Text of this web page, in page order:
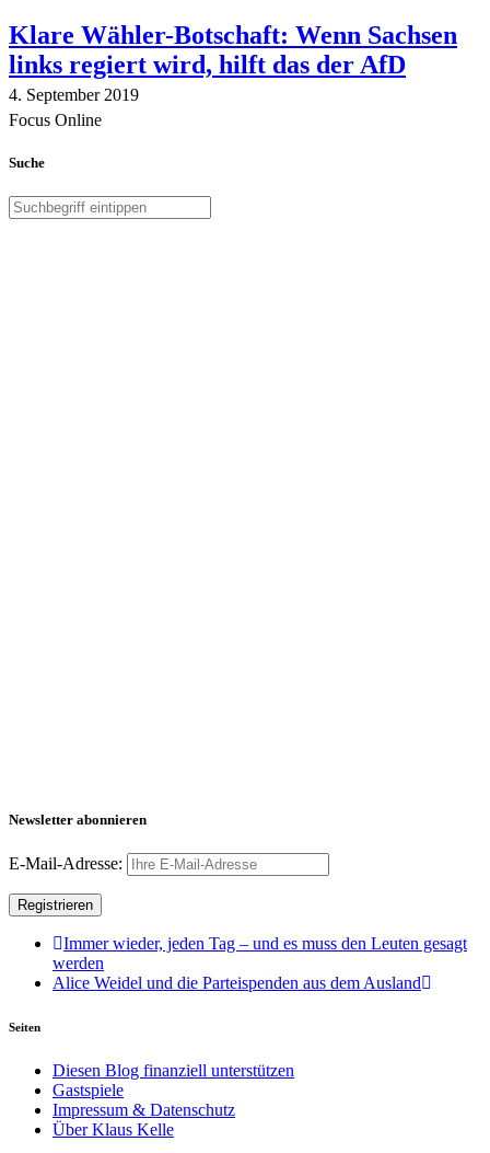
Klare Wähler-Botschaft: Wenn Sachsen
links regiert wird, hilft das der AfD
4. September 2019
Focus Online
Suche
Newsletter abonnieren
E-Mail-Adresse:
Immer wieder, jeden Tag – und es muss den Leuten gesagt
werden
Alice Weidel und die Parteispenden aus dem Ausland
Seiten
Diesen Blog finanziell unterstützen
Gastspiele
Impressum & Datenschutz
Über Klaus Kelle